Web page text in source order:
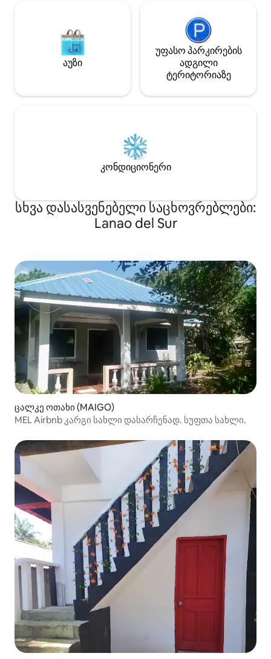
აუზი
უფასო პარკირების
ადგილი
ტერიტორიაზე
კონდიციონერი
სხვა დასასვენებელი საცხოვრებლები:
Lanao del Sur
ცალკე ოთახი (MAIGO)
MEL Airbnb კარგი სახლი დასარჩენად. სუფთა სახლი.